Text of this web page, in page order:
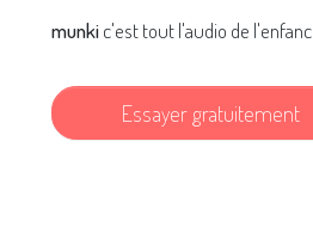
munkic'est tout l'audio de
Essayer gratuitement